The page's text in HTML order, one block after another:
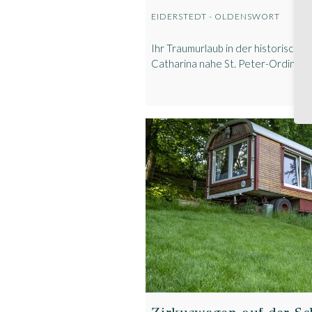
EIDERSTEDT - OLDENSWORT
Ihr Traumurlaub in der historischen
Catharina nahe St. Peter-Ording